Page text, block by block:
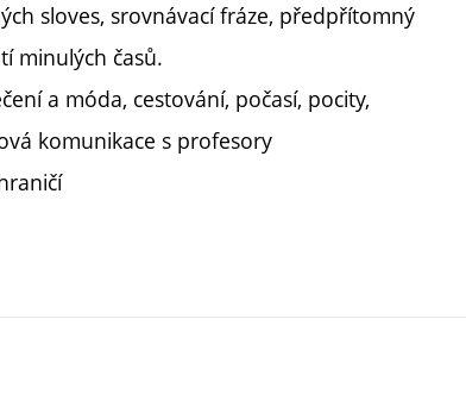
sloves, srovnávací fráze, předpřítomný
minulých časů.
a móda, cestování, počasí, pocity,
komunikace s profesory